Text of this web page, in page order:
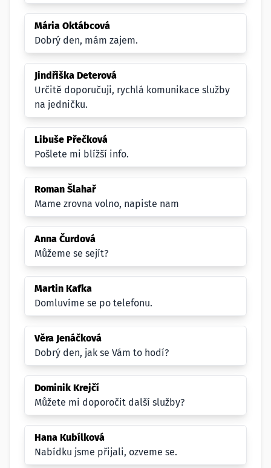
Mária Oktábcová
Dobrý den, mám zajem.
Jindřiška Deterová
Určitě doporučuji, rychlá komunikace služby
na jedničku.
Libuše Přečková
Pošlete mi blížší info.
Roman Šlahař
Mame zrovna volno, napiste nam
Anna Čurdová
Můžeme se sejít?
Martin Kafka
Domluvíme se po telefonu.
Věra Jenáčková
Dobrý den, jak se Vám to hodí?
Dominik Krejčí
Můžete mi doporočit další služby?
Hana Kubílková
Nabídku jsme přijali, ozveme se.